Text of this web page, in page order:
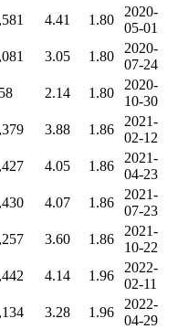
4.41 1.80
2020-
05-01
3.05 1.80
2020-
07-24
2.14 1.80
2020-
10-30
3.88 1.86
2021-
02-12
4.05 1.86
2021-
04-23
4.07 1.86
2021-
07-23
3.60 1.86
2021-
10-22
4.14 1.96
2022-
02-11
3.28 1.96
2022-
04-29